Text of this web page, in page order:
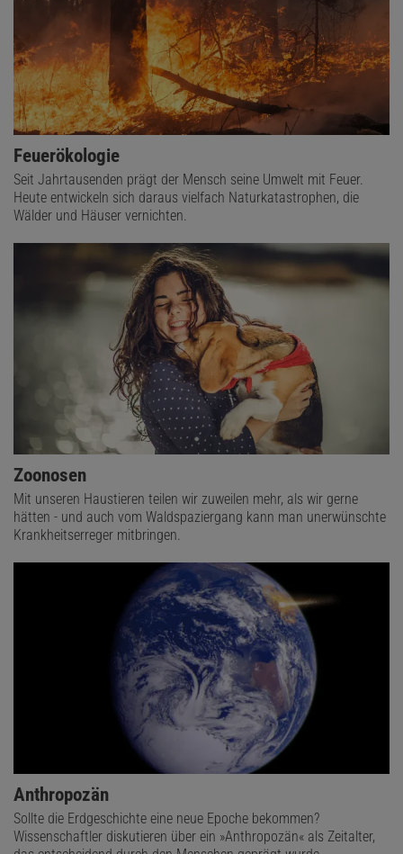
Feuerökologie
Seit Jahrtausenden prägt der Mensch seine Umwelt mit Feuer.
Heute entwickeln sich daraus vielfach Naturkatastrophen, die
Wälder und Häuser vernichten.
Zoonosen
Mit unseren Haustieren teilen wir zuweilen mehr, als wir gerne
hätten - und auch vom Waldspaziergang kann man unerwünschte
Krankheitserreger mitbringen.
Anthropozän
Sollte die Erdgeschichte eine neue Epoche bekommen?
Wissenschaftler diskutieren über ein »Anthropozän« als Zeitalter,